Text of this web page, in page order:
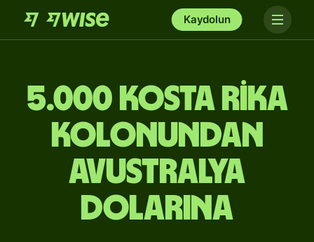
Kaydolun
5.000 Kosta Rika
kolonundan
Avustralya
dolarına